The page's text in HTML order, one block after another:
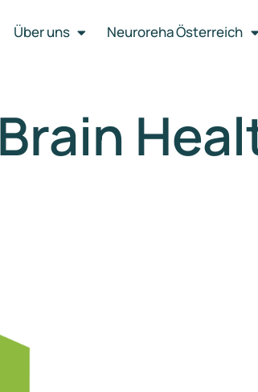
Über uns Neuroreha Österreich